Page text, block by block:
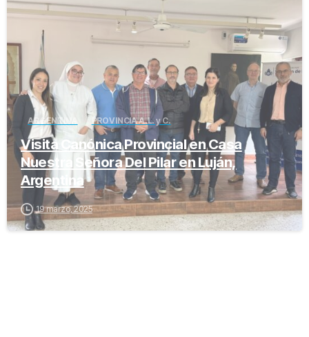
ARGENTINA PROVINCIA A.L. y C.
Visita Canónica Provincial en Casa
Nuestra Señora Del Pilar en Luján,
Argentina
19 marzo, 2025